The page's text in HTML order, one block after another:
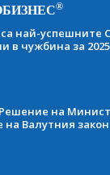
®
най-успешните
в чужбина за 2025
на
на Валутния закон